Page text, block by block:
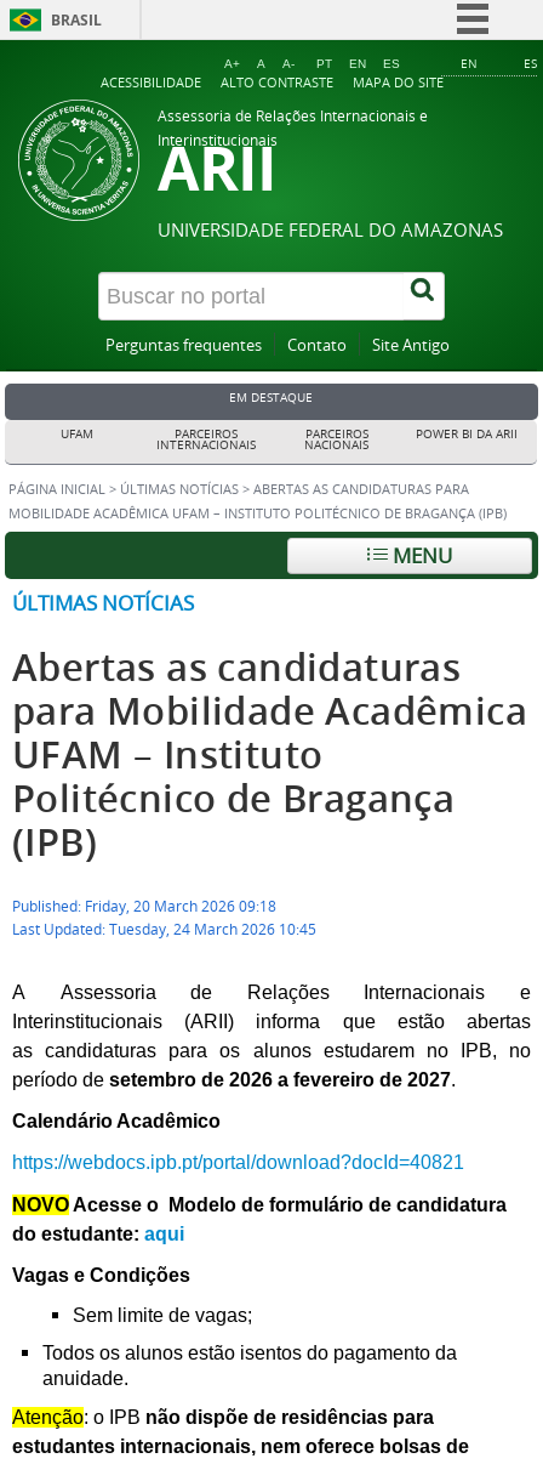
BRASIL
Simplifique!
EN ES
ACESSIBILIDADE ALTO CONTRASTE MAPA DO SITE
A+ A A- PT EN ES
Assessoria de Relações Internacionais e
Interinstitucionais
ARII
UNIVERSIDADE FEDERAL DO AMAZONAS
Perguntas frequentes Contato Site Antigo
EM DESTAQUE
UFAM PARCEIROS
INTERNACIONAIS
PARCEIROS
NACIONAIS
POWER BI DA ARII
PÁGINA INICIAL > ÚLTIMAS NOTÍCIAS > ABERTAS AS CANDIDATURAS PARA
MOBILIDADE ACADÊMICA UFAM – INSTITUTO POLITÉCNICO DE BRAGANÇA (IPB)
MENU
ÚLTIMAS NOTÍCIAS
Abertas as candidaturas
para Mobilidade Acadêmica
UFAM – Instituto
Politécnico de Bragança
(IPB)
Published: Friday, 20 March 2026 09:18
Last Updated: Tuesday, 24 March 2026 10:45
A Assessoria de Relações Internacionais e
Interinstitucionais (ARII) informa que estão abertas
as candidaturas para os alunos estudarem no IPB, no
período de setembro de 2026 a fevereiro de 2027.
Calendário Acadêmico
https://webdocs.ipb.pt/portal/download?docId=40821
NOVOAcesse o Modelo de formulário de candidatura
do estudante: aqui
Vagas e Condições
Sem limite de vagas;
Todos os alunos estão isentos do pagamento da
anuidade.
Atenção: o IPB não dispõe de residências para
estudantes internacionais, nem oferece bolsas de